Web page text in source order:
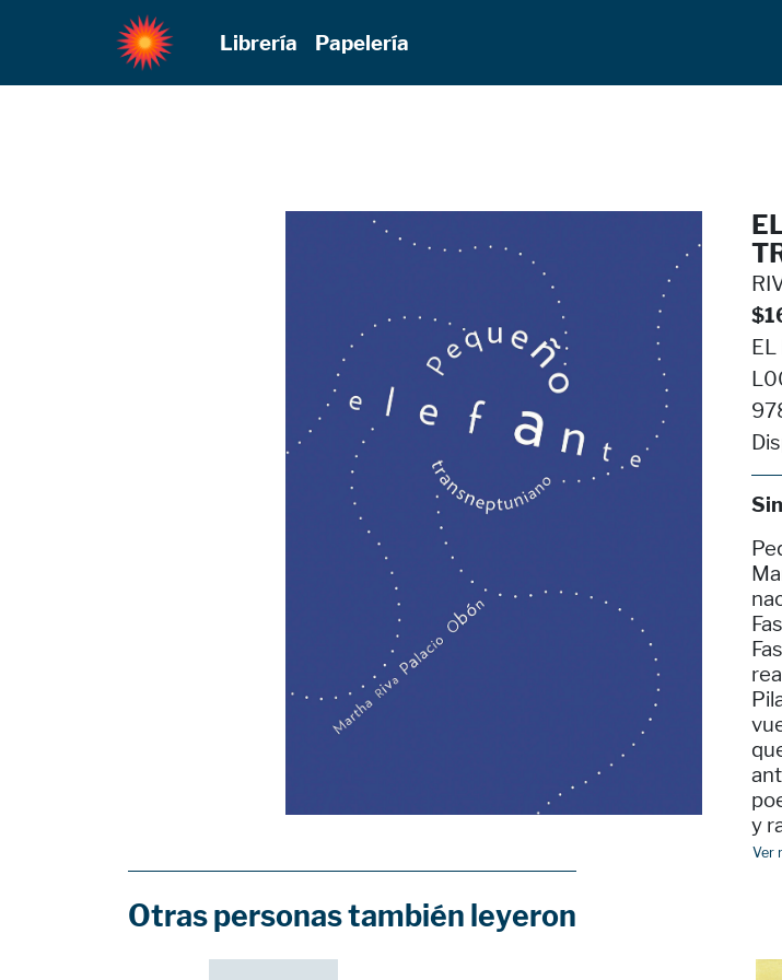
Librería Papelería
EL
y
Otras personas también leyeron